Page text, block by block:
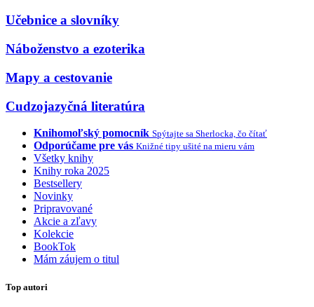
Učebnice a slovníky
Náboženstvo a ezoterika
Mapy a cestovanie
Cudzojazyčná literatúra
Knihomoľský pomocník Spýtajte sa Sherlocka, čo čítať
Odporúčame pre vás Knižné tipy ušité na mieru vám
Všetky knihy
Knihy roka 2025
Bestsellery
Novinky
Pripravované
Akcie a zľavy
Kolekcie
BookTok
Mám záujem o titul
Top autori